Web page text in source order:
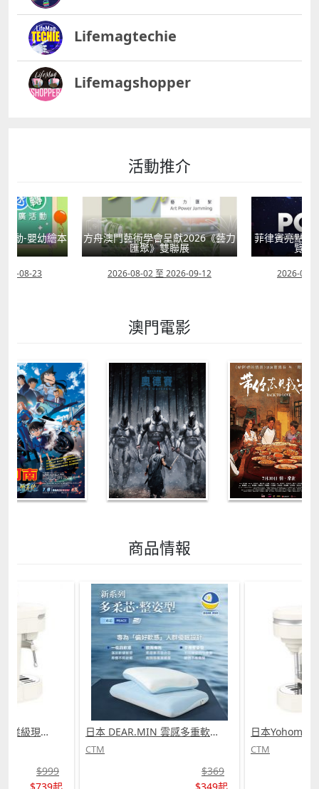
Lifemagtechie
Lifemagshopper
活動推介
動-嬰幼繪本
08-23
方舟澳門藝術學會呈獻2026《藝力
匯聚》雙聯展
2026-08-02 至 2026-09-12
菲律賓亮點文
覽會
2026-07-
澳門電影
商品情報
日本Yohome 迷你專業級現磨鮮萃奶泡3合1半自動家庭意式咖啡機 (需訂貨)
$999
日本 DEAR.MIN 雲感多重軟芯柔托緩壓Peace柔眠枕 (需訂貨)
CTM
$369
CTM